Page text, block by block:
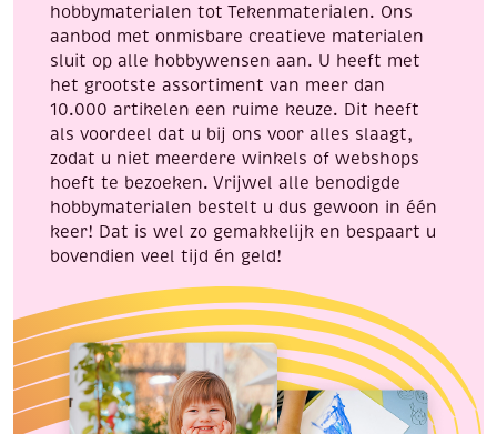
hobbymaterialen tot Tekenmaterialen. Ons
aanbod met onmisbare creatieve materialen
sluit op alle hobbywensen aan. U heeft met
het grootste assortiment van meer dan
10.000 artikelen een ruime keuze. Dit heeft
als voordeel dat u bij ons voor alles slaagt,
zodat u niet meerdere winkels of webshops
hoeft te bezoeken. Vrijwel alle benodigde
hobbymaterialen bestelt u dus gewoon in één
keer! Dat is wel zo gemakkelijk en bespaart u
bovendien veel tijd én geld!